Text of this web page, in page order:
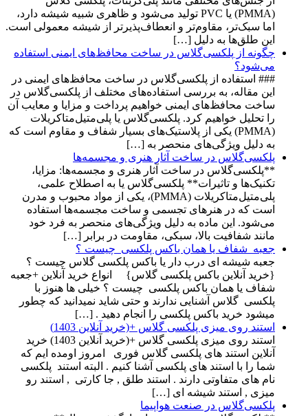
(PMMA) یا PVC تولید می‌شود و ظاهری شبیه شیشه دارد،
اما سبک‌تر، مقاوم‌تر و انعطاف‌پذیرتر از شیشه معمولی است.
این طلق‌ها به دلیل […]
چگونه از پلکسی‌گلاس در ساخت محافظ‌های ایمنی استفاده
می‌شود؟
### استفاده از پلکسی‌گلاس در ساخت محافظ‌های ایمنی در
این مقاله، به بررسی استفاده‌های مختلف از پلکسی‌گلاس در
ساخت محافظ‌های ایمنی خواهیم پرداخت و مزایا و معایب آن
را تحلیل خواهیم کرد. پلکسی‌گلاس یا پلی‌متیل‌متاکریلات
(PMMA) یکی از پلاستیک‌های بسیار شفاف و مقاوم است که
به دلیل ویژگی‌های منحصر به […]
پلکسی‌گلاس در ساخت آثار هنری و مجسمه‌ها
**پلکسی‌گلاس در ساخت آثار هنری و مجسمه‌ها: مزایا،
تکنیک‌ها و تاثیرات** پلکسی‌گلاس یا به اصطلاح علمی،
پلی‌متیل‌متاکریلات (PMMA)، یکی از مواد محبوب و مدرن
است که در هنرهای تجسمی و ساخت مجسمه‌ها استفاده
می‌شود. این ماده به دلیل ویژگی‌های منحصر به فرد خود
مانند شفافیت بالا، سبکی، مقاومت در برابر […]
جعبه شفاف یا همان باکس پلکسی چیست ؟
جعبه شیشه ای درب دار یا باکس پلکسی گلاس چیست ؟
{خرید آنلاین باکس پلکسی گلاس} انواع خرید آنلاین +جعبه
شفاف یا همان باکس پلکسی چیست ؟ خیلی ها هنوز با
پلکسی گلاس آشنایی ندارند و حتی شاید نمیدانید که چطور
میشود خرید باکس پلکسی را انجام دهید . […]
استند روی میزی پلکسی گلاس +(خرید آنلاین 1403)
استند روی میزی پلکسی گلاس +(خرید آنلاین 1403) خرید
آنلاین استند های پلکسی گلاس فوری امروز اومده ایم که
شما را با استند های پلکسی آشنا کنیم . البته استند پلکسی
نام های متفاوتی دارند . استند طلق , جا کارتی , استند رو
میزی , استند شیشه ای […]
پلکسی‌گلاس در صنعت هواپیما